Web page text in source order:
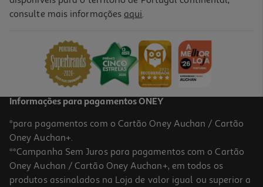
Livro Arte De Amar De Ovídio
PVP de editor
13,41 €
-10%
consulte mais informações aqui.
Informações para pagamentos ONEY
*para pagamentos com o Cartão Oney Auchan / Cartão
Oney Auchan+.
**Campanha Sem Juros para pagamentos com o Cartão
Oney Auchan / Cartão Oney Auchan+, em todos os
produtos assinalados na Loja de valor igual ou superior a